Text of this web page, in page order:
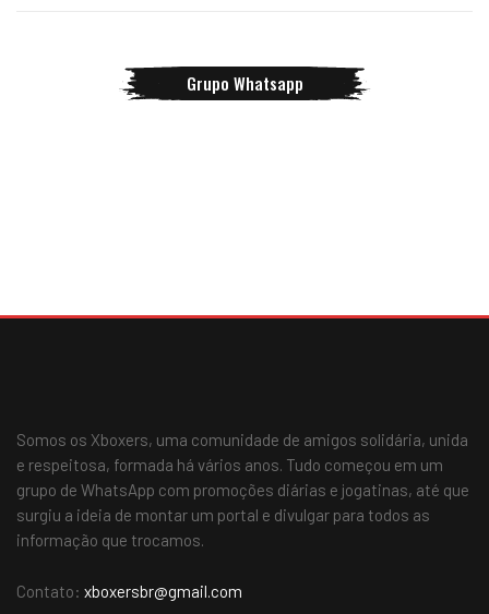
Grupo Whatsapp
Somos os Xboxers, uma comunidade de amigos solidária, unida
e respeitosa, formada há vários anos. Tudo começou em um
grupo de WhatsApp com promoções diárias e jogatinas, até que
surgiu a ideia de montar um portal e divulgar para todos as
informação que trocamos.
Contato: xboxersbr@gmail.com